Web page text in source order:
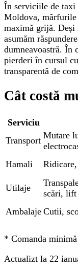
În serviciile de
Moldova, mărfurile
maximă grijă. Deși
asumăm
dumneavoastră. În
pierderi în cursul
transparentă de
Cât costă
Serviciu
Transport Mutare
Hamali
Utilaje
scări,
Ambalaje Cutii,
* Comanda
Actualizt la 22